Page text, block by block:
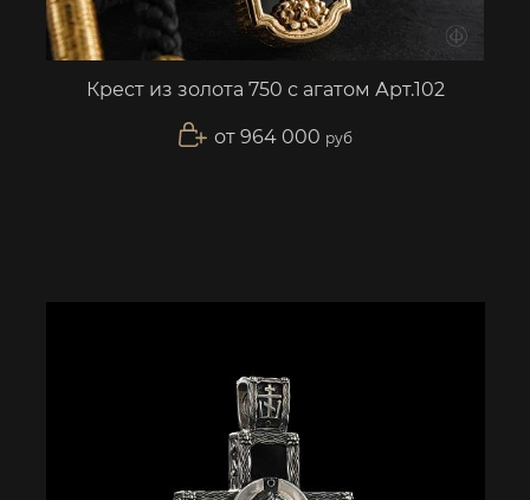
Крест из золота 750 с агатом Арт.102
от 964 000 руб